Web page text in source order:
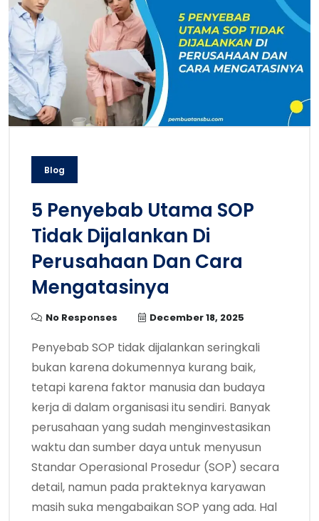
Blog
5 Penyebab Utama SOP
Tidak Dijalankan Di
Perusahaan Dan Cara
Mengatasinya
No Responses December 18, 2025
Penyebab SOP tidak dijalankan seringkali
bukan karena dokumennya kurang baik,
tetapi karena faktor manusia dan budaya
kerja di dalam organisasi itu sendiri. Banyak
perusahaan yang sudah menginvestasikan
waktu dan sumber daya untuk menyusun
Standar Operasional Prosedur (SOP) secara
detail, namun pada prakteknya karyawan
masih suka mengabaikan SOP yang ada. Hal